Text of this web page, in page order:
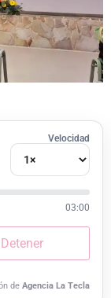
Velocidad
03:00
Detener
de Agencia La Tecla